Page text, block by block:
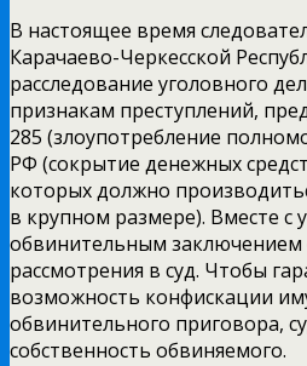
В настоящее время
Карачаево-Черкесской
расследование уголовного
признакам преступлений,
285 (злоупотребление
РФ (сокрытие денежных
которых должно
в крупном размере). Вместе с
обвинительным заключением
рассмотрения в суд. Чтобы
возможность конфискации
обвинительного приговора,
собственность обвиняемого.